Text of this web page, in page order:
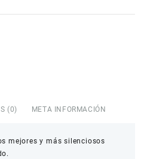
(0) META INFORMACIÓN
mejores y más silenciosos